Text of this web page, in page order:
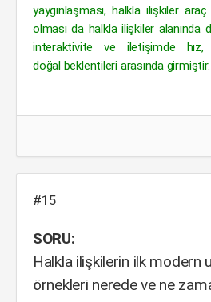
yaygınlaşması, halkla ilişkiler
olması da halkla ilişkiler alanında
interaktivite ve iletişimde
doğal beklentileri arasında girmiştir.
#15
SORU:
Halkla ilişkilerin ilk modern
örnekleri nerede ve ne